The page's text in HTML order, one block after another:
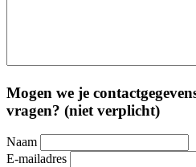
Mogen we je
vragen? (niet verplicht)
Naam
E-mailadres